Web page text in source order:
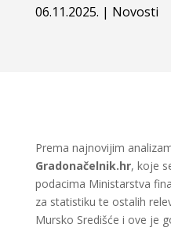
06.11.2025. | Novosti
Prema najnovijim
Gradonačelnik.hr, koje
podacima Ministarstva
za statistiku te ostalih
Mursko Središće i ove je